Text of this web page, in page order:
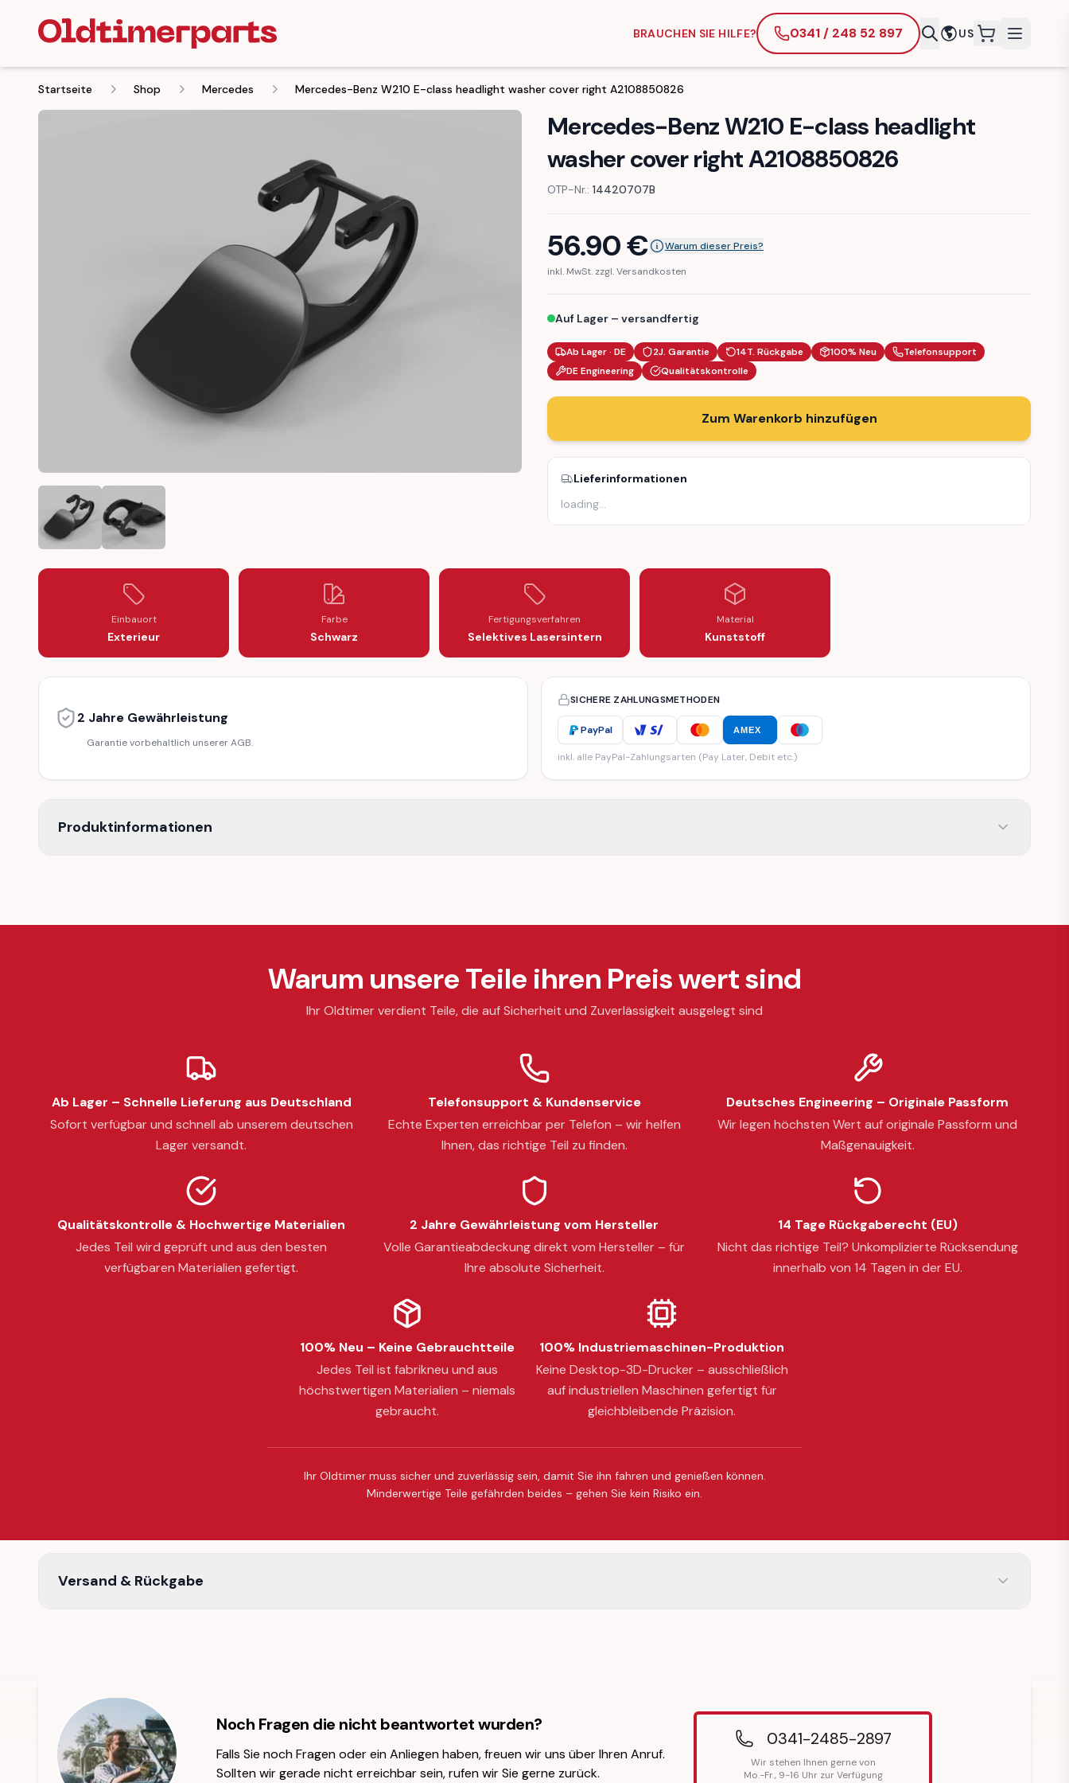
BRAUCHEN SIE HILFE? 0341 / 248 52 897 US
Startseite Shop Mercedes Mercedes-Benz W210 E-class headlight washer cover right A2108850826
MERCEDES-BENZ W210 E-CLASS HEADLIGHT WASHER COVER RIGHT A2108850826
MERCEDES-BENZ W210 E-CLASS HEADLIGHT WASHER COVER RIGHT A2108850826
Mercedes-Benz W210 E-class headlight
washer cover right A2108850826
OTP-Nr.: 14420707B
56.90€
Warum dieser Preis?
inkl. MwSt. zzgl. Versandkosten
Auf Lager – versandfertig
Ab Lager · DE 2J. Garantie 14T. Rückgabe 100% Neu
Telefonsupport
DE Engineering
Qualitätskontrolle
Zum Warenkorb hinzufügen
Lieferinformationen
loading…
Einbauort
Exterieur
Farbe
Schwarz
Fertigungsverfahren
Selektives Lasersintern
Material
Kunststoff
2 Jahre Gewährleistung
Garantie vorbehaltlich unserer AGB.
SICHERE ZAHLUNGSMETHODEN
PayPal AMEX
inkl. alle PayPal-Zahlungsarten (Pay Later, Debit etc.)
Produktinformationen
Warum unsere Teile ihren Preis wert sind
Ihr Oldtimer verdient Teile, die auf Sicherheit und Zuverlässigkeit ausgelegt sind
Ab Lager – Schnelle Lieferung aus Deutschland
Sofort verfügbar und schnell ab unserem deutschen
Lager versandt.
Telefonsupport & Kundenservice
Echte Experten erreichbar per Telefon – wir helfen
Ihnen, das richtige Teil zu finden.
Deutsches Engineering – Originale Passform
Wir legen höchsten Wert auf originale Passform und
Maßgenauigkeit.
Qualitätskontrolle & Hochwertige Materialien
Jedes Teil wird geprüft und aus den besten
verfügbaren Materialien gefertigt.
2 Jahre Gewährleistung vom Hersteller
Volle Garantieabdeckung direkt vom Hersteller – für
Ihre absolute Sicherheit.
14 Tage Rückgaberecht (EU)
Nicht das richtige Teil? Unkomplizierte Rücksendung
innerhalb von 14 Tagen in der EU.
100% Neu – Keine Gebrauchtteile
Jedes Teil ist fabrikneu und aus
höchstwertigen Materialien – niemals
gebraucht.
100% Industriemaschinen-Produktion
Keine Desktop-3D-Drucker – ausschließlich
auf industriellen Maschinen gefertigt für
gleichbleibende Präzision.
Ihr Oldtimer muss sicher und zuverlässig sein, damit Sie ihn fahren und genießen können.
Minderwertige Teile gefährden beides – gehen Sie kein Risiko ein.
Versand & Rückgabe
Noch Fragen die nicht beantwortet wurden?
Falls Sie noch Fragen oder ein Anliegen haben, freuen wir uns über Ihren Anruf.
Sollten wir gerade nicht erreichbar sein, rufen wir Sie gerne zurück.
0341-2485-2897
Wir stehen Ihnen gerne von
Mo.-Fr., 9-16 Uhr zur Verfügung